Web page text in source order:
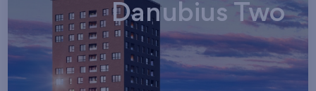
Danubius Two